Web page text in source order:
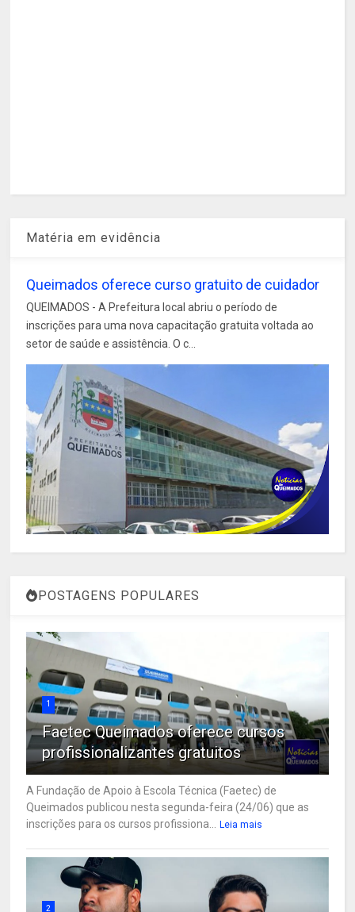
Matéria em evidência
Queimados oferece curso gratuito de cuidador
QUEIMADOS - A Prefeitura local abriu o período de
inscrições para uma nova capacitação gratuita voltada ao
setor de saúde e assistência. O c...
POSTAGENS POPULARES
1
Faetec Queimados oferece cursos
profissionalizantes gratuitos
A Fundação de Apoio à Escola Técnica (Faetec) de
Queimados publicou nesta segunda-feira (24/06) que as
inscrições para os cursos profissiona...
Leia mais
2